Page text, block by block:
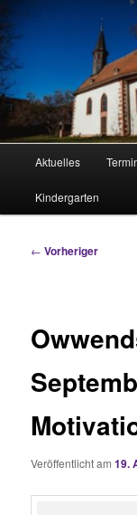
primären
Inhalt
springen
Rimhorn und
Aktuelles
Kindergarten
Beitragsnavigation
← Vorheriger
Veröffentlicht am19.